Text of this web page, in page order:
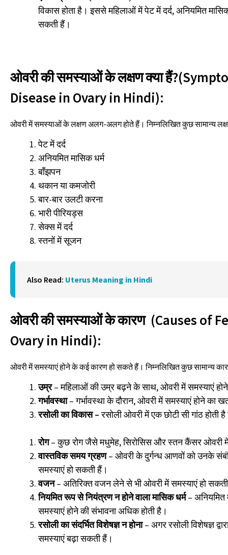
विकास होता है। इससे महिलाओं में पेट में दर्द, अनियमित
सकती हैं।
ओवरी की समस्याओं के लक्षण क्या
Disease in Ovary in Hindi):
ओवरी में समस्याओं के लक्षण अलग-अलग होते हैं। निम्नलिखित कुछ सामान्य
पेट में दर्द
अनियमित मासिक धर्म
बाँझपन
थकान या कमजोरी
बार-बार उलटी करना
भारी पीरियड्स
सेक्स में दर्द
स्तनों में सूजन
Also Read: Uterus Meaning in Hindi
ओवरी की समस्याओं के कारण (Causes of
Ovary in Hindi):
ओवरी में समस्याएं होने के कई कारण हो सकते हैं। निम्नलिखित कुछ सामान्य
उम्र– महिलाओं की उम्र बढ़ने के साथ, ओवरी में समस्याएं
गर्भावस्था– गर्भावस्था के दौरान, ओवरी में समस्याएं होने का
रसोली का विकास –रसोली ओवरी में एक छोटी सी गांठ
रोग– कुछ रोग जैसे मधुमेह, सिरोसिस और स्तन कैंसर
वास्तविक समय ग्रहण– ओवरी के दुर्गन्ध आणवों को उनके
समस्याएं हो सकती हैं।
वजन– अतिरिक्त वजन लेने से भी ओवरी में समस्याएं हो
नियमित रूप से नियंत्रण न होने वाला मासिक धर्म– अनियमित
समस्याएं होने की संभावना अधिक होती है।
रसोली का संदर्भित विशेषज्ञ न होना– अगर रसोली विशेषज्ञ
समस्याएं बढ़ा सकती हैं।